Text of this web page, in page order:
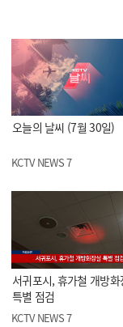
오늘의 날씨 (7월 30일)
KCTV NEWS 7
서귀포시, 휴가철 개방화
특별 점검
KCTV NEWS 7